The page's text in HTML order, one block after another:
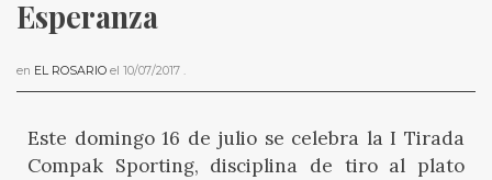
Esperanza
en EL ROSARIO el 10/07/2017 .
Este domingo 16 de julio se celebra la I Tirada
Compak Sporting, disciplina de tiro al plato